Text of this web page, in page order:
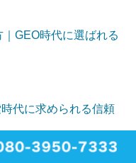
GEO時代に選ばれる
代に求められる信頼